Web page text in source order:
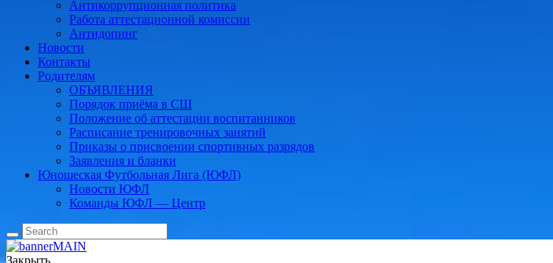
Антикоррупционная политика
Работа аттестационной комиссии
Антидопинг
Новости
Контакты
Родителям
ОБЪЯВЛЕНИЯ
Порядок приёма в СШ
Положение об аттестации воспитанников
Расписание тренировочных занятий
Приказы о присвоении спортивных разрядов
Заявления и бланки
Юношеская Футбольная Лига (ЮФЛ)
Новости ЮФЛ
Команды ЮФЛ — Центр
Закрыть